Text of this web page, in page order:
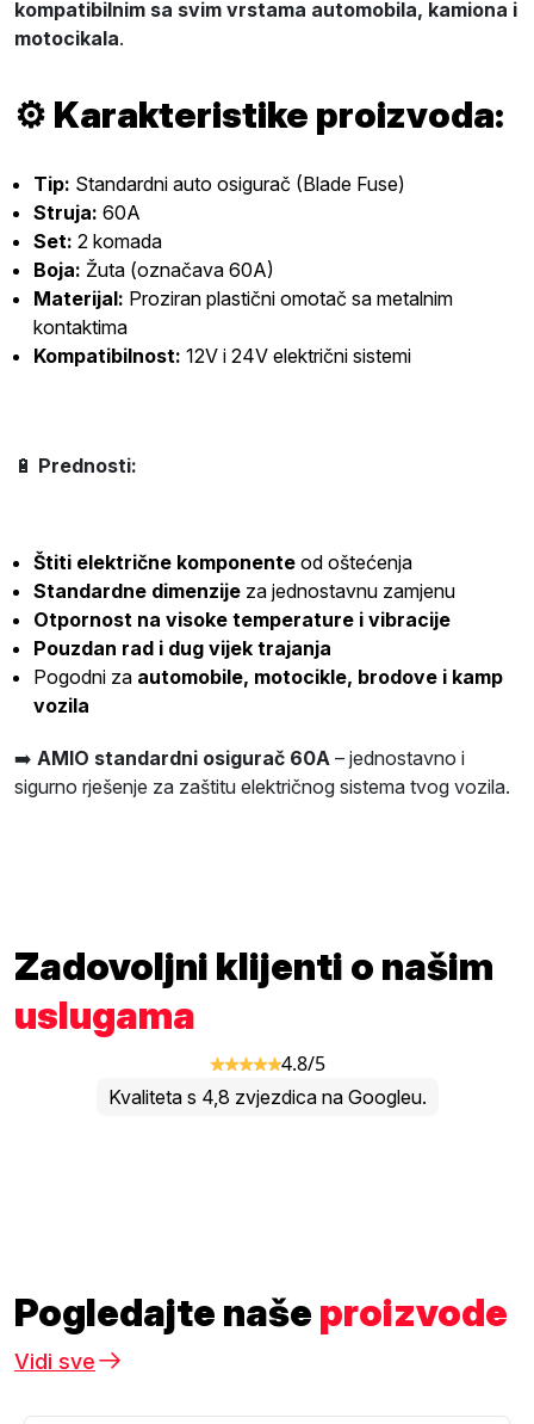
kompatibilnim sa svim vrstama automobila, kamiona i
motocikala.
⚙️ Karakteristike proizvoda:
Tip: Standardni auto osigurač (Blade Fuse)
Struja: 60A
Set: 2 komada
Boja: Žuta (označava 60A)
Materijal: Proziran plastični omotač sa metalnim
kontaktima
Kompatibilnost: 12V i 24V električni sistemi
🔋 Prednosti:
Štiti električne komponente od oštećenja
Standardne dimenzije za jednostavnu zamjenu
Otpornost na visoke temperature i vibracije
Pouzdan rad i dug vijek trajanja
Pogodni za automobile, motocikle, brodove i kamp
vozila
➡️ AMIO standardni osigurač 60A – jednostavno i
sigurno rješenje za zaštitu električnog sistema tvog vozila.
Zadovoljni klijenti o našim
uslugama
4.8/5
Kvaliteta s 4,8 zvjezdica na Googleu.
Pogledajte naše proizvode
Vidi sve